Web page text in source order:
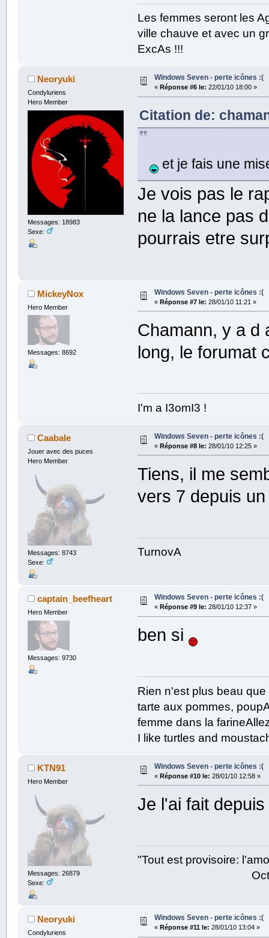
Les femmes seront les
ville chauve et avec un
ExcAs !!!
Neoryuki
Condyluriens
Hero Member
Messages: 18983
Sexe:
Windows Seven - perte icônes :(
« Réponse #6 le: 22/01/10 18:00 »
Citation de:
et je fais une
Je vois pas le
ne la lance pas
pourrais etre
MickeyNox
Hero Member
Messages: 8692
Windows Seven - perte icônes :(
« Réponse #7 le: 28/01/10 11:21 »
Chamann, y a d
long, le forumat
I'm a I3omI3 !
Caabale
Jouer avec des puces
Hero Member
Messages: 8743
Sexe:
Windows Seven - perte icônes :(
« Réponse #8 le: 28/01/10 12:25 »
Tiens, il me
vers 7 depuis
TurnovA
captain_beefheart
Hero Member
Messages: 9730
Windows Seven - perte icônes :(
« Réponse #9 le: 28/01/10 12:37 »
ben si
Rien n'est plus beau
tarte aux pommes,
femme dans la
I like turtles and
KTN91
Hero Member
Messages: 26879
Sexe:
Windows Seven - perte icônes :(
« Réponse #10 le: 28/01/10 12:58 »
Je l'ai fait
"Tout est provisoire:
Octave
Neoryuki
Condyluriens
Windows Seven - perte icônes :(
« Réponse #11 le: 28/01/10 13:04 »